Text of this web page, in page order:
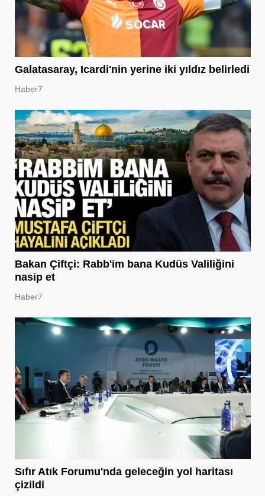
Galatasaray, Icardi'nin yerine iki yıldız belirledi
Haber7
Bakan Çiftçi: Rabb'im bana Kudüs Valiliğini
nasip et
Haber7
Sıfır Atık Forumu'nda geleceğin yol haritası
çizildi